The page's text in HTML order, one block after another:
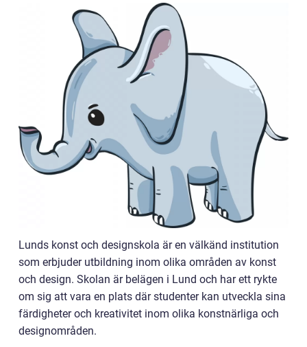
Lunds konst och designskola är en välkänd institution
som erbjuder utbildning inom olika områden av konst
och design. Skolan är belägen i Lund och har ett rykte
om sig att vara en plats där studenter kan utveckla sina
färdigheter och kreativitet inom olika konstnärliga och
designområden.